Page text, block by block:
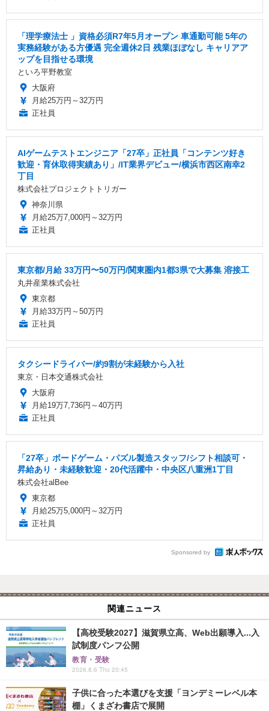
「理学療法士 」資格必須R7年5月オープン 車通勤可能 5年の
実務経験がある方優遇 完全週休2日 残業ほぼなし キャリアア
ップを目指せる環境
といろ平野教室
大阪府
月給25万円～32万円
正社員
AIゲームテストエンジニア「27卒」正社員「コンテンツ好き
歓迎・育休取得実績あり」/IT業界デビュー/横浜市西区南幸2
丁目
株式会社プロジェクトトリガー
神奈川県
月給25万7,000円～32万円
正社員
東京都/月給 33万円〜50万円/関東圏内1都3県で大募集 溶接工
丸井産業株式会社
東京都
月給33万円～50万円
正社員
タクシードライバー/約9割が未経験から入社
東京・日本交通株式会社
大阪府
月給19万7,736円～40万円
正社員
「27卒」ボードゲーム・パズル製造スタッフ/シフト相談可・
昇給あり・未経験歓迎・20代活躍中・中央区八重洲1丁目
株式会社alBee
東京都
月給25万5,000円～32万円
正社員
Sponsored by
関連ニュース
【高校受験2027】滋賀県立高、Web出願導入...入
試制度パンフ公開
教育・受験
2026.8.6 Thu 20:45
子供に合った本選びを支援「ヨンデミーレベル本
棚」くまざわ書店で展開